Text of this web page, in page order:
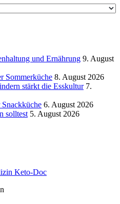
und Ernährung 9. August
Sommerküche 8. August 2026
stärkt die Esskultur 7.
Snackküche 6. August 2026
solltest 5. August 2026